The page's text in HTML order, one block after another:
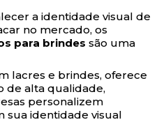
a identidade visual de
no mercado, os
para brindes são uma
lacres e brindes, oferece
de alta qualidade,
personalizem
sua identidade visual